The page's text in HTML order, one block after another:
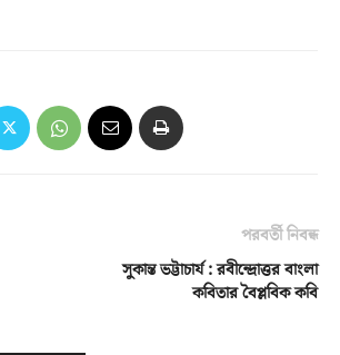
পরবর্তী নিবন্ধ
সুকান্ত ভট্টাচার্য : রবীন্দ্রোত্তর বাংলা
কবিতার বৈপ্লবিক কবি